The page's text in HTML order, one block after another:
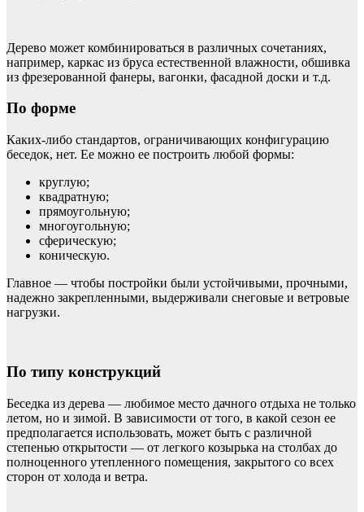
Дерево может комбинироваться в различных сочетаниях,
например, каркас из бруса естественной влажности, обшивка
из фрезерованной фанеры, вагонки, фасадной доски и т.д.
По форме
Каких-либо стандартов, ограничивающих конфигурацию
беседок, нет. Ее можно ее построить любой формы:
круглую;
квадратную;
прямоугольную;
многоугольную;
сферическую;
коническую.
Главное — чтобы постройки были устойчивыми, прочными,
надежно закрепленными, выдерживали снеговые и ветровые
нагрузки.
По типу конструкций
Беседка из дерева — любимое место дачного отдыха не только
летом, но и зимой. В зависимости от того, в какой сезон ее
предполагается использовать, может быть с различной
степенью открытости — от легкого козырька на столбах до
полноценного утепленного помещения, закрытого со всех
сторон от холода и ветра.